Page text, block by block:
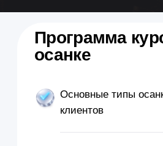
Распространённые ошибки фитнес-
тренеров
Способы наработки практических
навыков